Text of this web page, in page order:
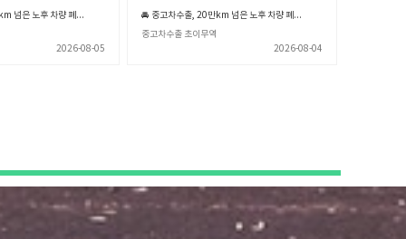
🚘 중고차수출, 20만km 넘은 노후 차량 폐차장 보내기 전 꼭 확인해야 할 3가지 💡 (중고차수출 초이무역)
2026-08-05
🚘 중고차수출, 20만km 넘은 노후 차량 폐차장 보내기 전 꼭 알아야 할 3가지 💡 (중고차수출 초이무역)
중고차수출 초이무역
2026-08-04